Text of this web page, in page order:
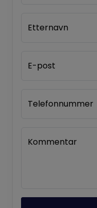
Etternavn
E-post
Telefonnummer
Kommentar